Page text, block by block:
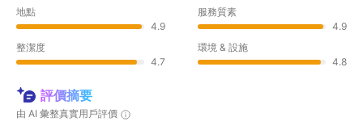
地點
4.9
服務質素
4.9
整潔度
4.7
環境 & 設施
4.8
評價摘要
由 AI 彙整真實用戶評價